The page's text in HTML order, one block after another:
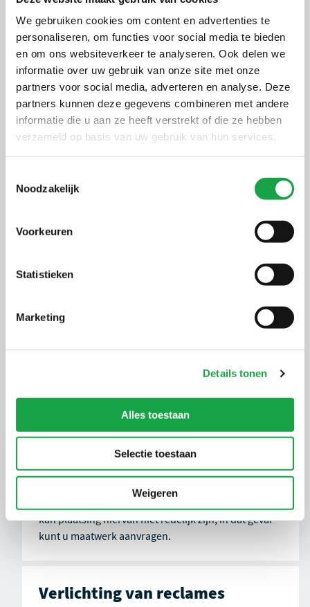
We gebruiken cookies om content en advertenties te
personaliseren, om functies voor social media te bieden
en om ons websiteverkeer te analyseren. Ook delen we
informatie over uw gebruik van onze site met onze
partners voor social media, adverteren en analyse. Deze
partners kunnen deze gegevens combineren met andere
informatie die u aan ze heeft verstrekt of die ze hebben
verzameld op basis van uw gebruik van hun services.
Noodzakelijk
Voorkeuren
Statistieken
Marketing
Details tonen
Alles toestaan
Selectie toestaan
Weigeren
Verder bent u als ondernemer verantwoordelijk
voor al het zwerfafval, dat toe te rekenen is aan uw
locatie met milieubelastende activiteit. Hiervoor
geldt een omtrek van 25 meter rondom uw locatie. U
kunt dit zwerfafval voorkomen door voldoende
maatregelen te nemen zoals genoeg prullenbakken,
toezicht en het zelf opruimen van het zwerfafval.
Vetafscheider
Bij het bereiden van voedingsmiddelen binnen uw
vervolgens in het riool afzetten. Dit resulteert in
plantaardige of dierlijke oliën of vetten op de
Om dit te voorkomen is een vetafscheider met
verplicht. Deze vetscheider en slibvangput moet
voldoen aan de NEN-EN 1825-1
(productcertificering) en -2 (capaciteitsberekening
op lozingsmogelijkheden (spoelbak, vaatwasser,
schrobput)). Vraag uw leverancier om op locatie een
capaciteitsberekening te maken alvorens een
vetafscheider te laten plaatsen. In sommige situaties
kan plaatsing hiervan niet redelijk zijn; in dat geval
kunt u maatwerk aanvragen.
Verlichting van reclames